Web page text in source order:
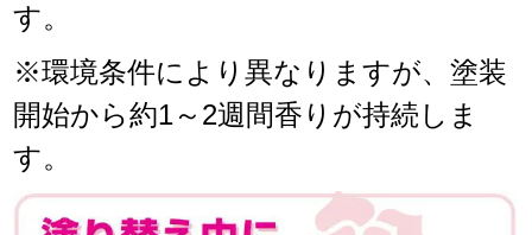
す。
※環境条件により異なりますが、塗装
開始から約1～2週間香りが持続しま
す。